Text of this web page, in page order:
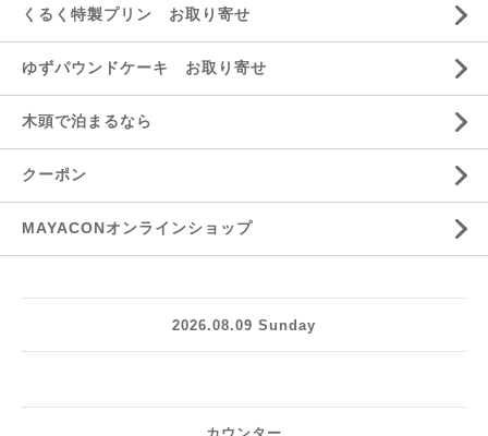
くるく特製プリン お取り寄せ
ゆずパウンドケーキ お取り寄せ
木頭で泊まるなら
クーポン
MAYACONオンラインショップ
2026.08.09 Sunday